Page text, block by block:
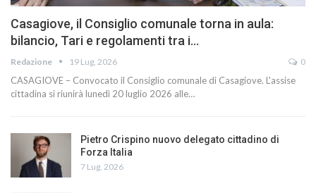
Casagiove, il Consiglio comunale torna in aula:
bilancio, Tari e regolamenti tra i…
Redazione 19 Lug, 2026 0
CASAGIOVE – Convocato il Consiglio comunale di Casagiove. L'assise
cittadina si riunirà lunedì 20 luglio 2026 alle…
Pietro Crispino nuovo delegato cittadino di
Forza Italia
7 Lug, 2026